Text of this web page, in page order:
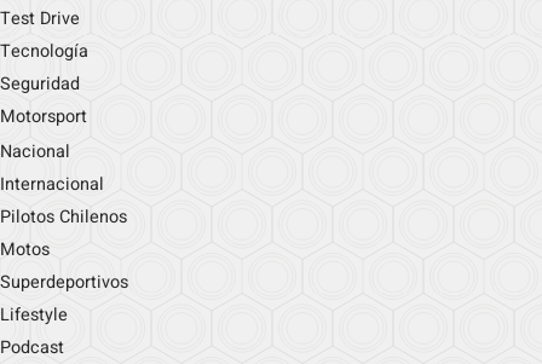
Test Drive
Tecnología
Seguridad
Motorsport
Nacional
Internacional
Pilotos Chilenos
Motos
Superdeportivos
Lifestyle
Podcast